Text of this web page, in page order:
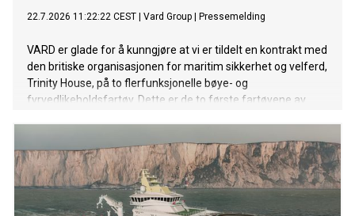
22.7.2026 11:22:22 CEST Vard Group Pressemelding
VARD er glade for å kunngjøre at vi er tildelt en kontrakt med
den britiske organisasjonen for maritim sikkerhet og velferd,
Trinity House, på to flerfunksjonelle bøye- og
fyrvedlikeholdsfartøy. Dette er de to første fartøyene av